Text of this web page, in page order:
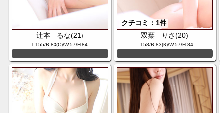
辻本 るな(21)
T.155/B.83(C)/W.57/H.84
-
クチコミ：1件
双葉 りさ(20)
T.158/B.83(B)/W.57/H.84
-